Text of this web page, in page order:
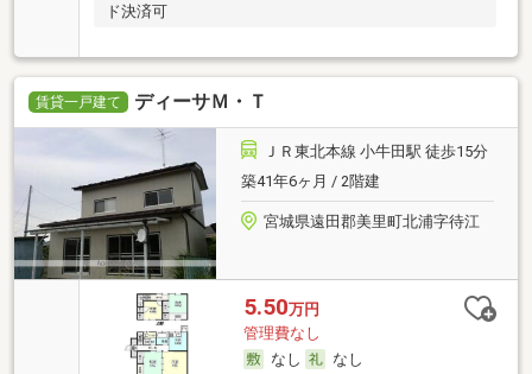
ド決済可
賃貸一戸建て ディーサＭ・Ｔ
ＪＲ東北本線 小牛田駅 徒歩15分
築41年6ヶ月 / 2階建
宮城県遠田郡美里町北浦字待江
5.50万円
管理費なし
なし
なし